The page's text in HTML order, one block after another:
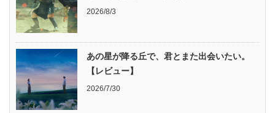
2026/8/3
あの星が降る丘で、君とまた出会いたい。
【レビュー】
2026/7/30